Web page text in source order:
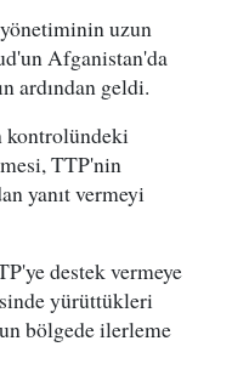
uzun
Afganistan'da
ardından geldi.
kontrolündeki
TTP'nin
yanıt vermeyi
destek vermeye
yürüttükleri
bölgede ilerleme